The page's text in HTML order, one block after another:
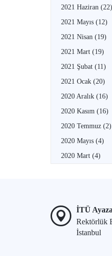
2021 Haziran (22)
2021 Mayıs (12)
2021 Nisan (19)
2021 Mart (19)
2021 Şubat (11)
2021 Ocak (20)
2020 Aralık (16)
2020 Kasım (16)
2020 Temmuz (2)
2020 Mayıs (4)
2020 Mart (4)
İTÜ
Rektörlük
İstanbul